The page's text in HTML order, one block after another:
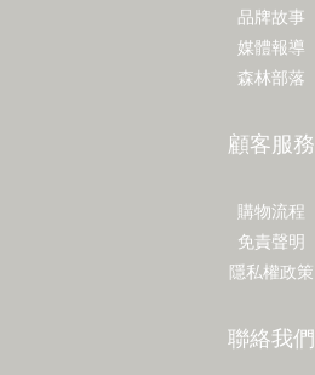
品牌故事
媒體報導
森林部落
顧客服務
購物流程
免責聲明
隱私權政策
聯絡我們